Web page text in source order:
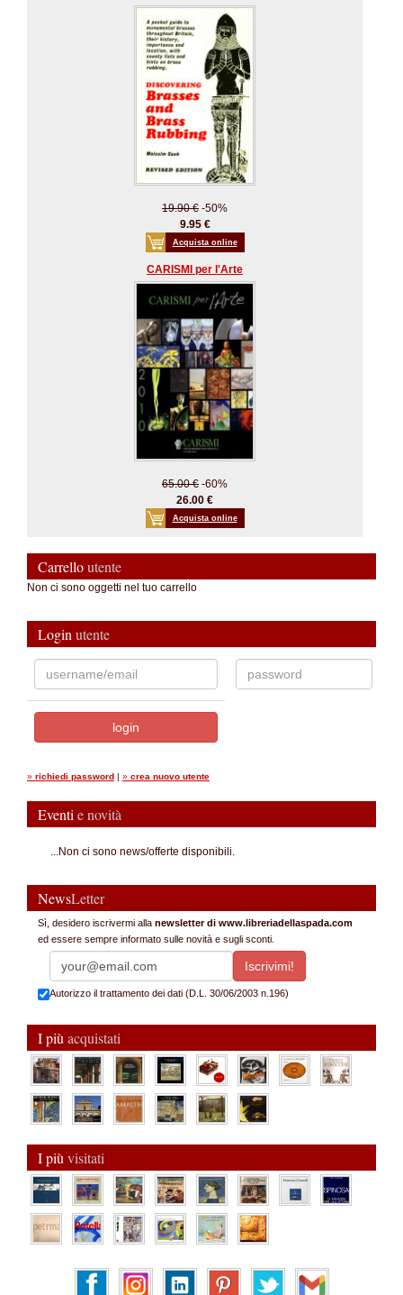
19.90 € -50%
9.95 €
Acquista online
CARISMI per l'Arte
65.00 € -60%
26.00 €
Acquista online
Carrelloutente
Non ci sono oggetti nel tuo carrello
Login utente
» richiedi password | » crea nuovo utente
Eventi e novità
...Non ci sono news/offerte disponibili.
NewsLetter
Sì, desidero iscrivermi alla newsletter di www.libreriadellaspada.com
ed essere sempre informato sulle novità e sugli sconti.
Autorizzo il trattamento dei dati (D.L. 30/06/2003 n.196)
I più acquistati
I più visitati